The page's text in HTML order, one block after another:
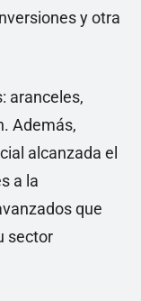
y otra
aranceles,
Además,
alcanzada el
a la
que
sector